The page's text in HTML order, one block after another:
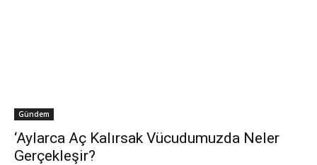
Gündem
‘Aylarca Aç Kalırsak Vücudumuzda Neler
Gerçekleşir?